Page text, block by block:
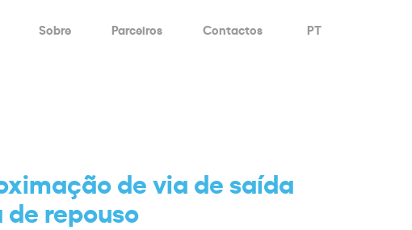
Sobre Parceiros Contactos PT
de via de saída
repouso